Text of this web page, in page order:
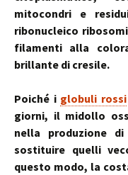
mitocondri e
ribonucleico
filamenti alla
brillante di cresile.
Poiché i globuli rossi
giorni, il midollo
nella produzione
sostituire quelli
questo modo, la